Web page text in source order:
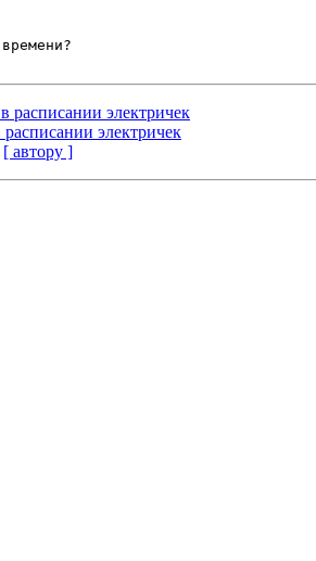
расписании электричек
электричек
[ автору ]